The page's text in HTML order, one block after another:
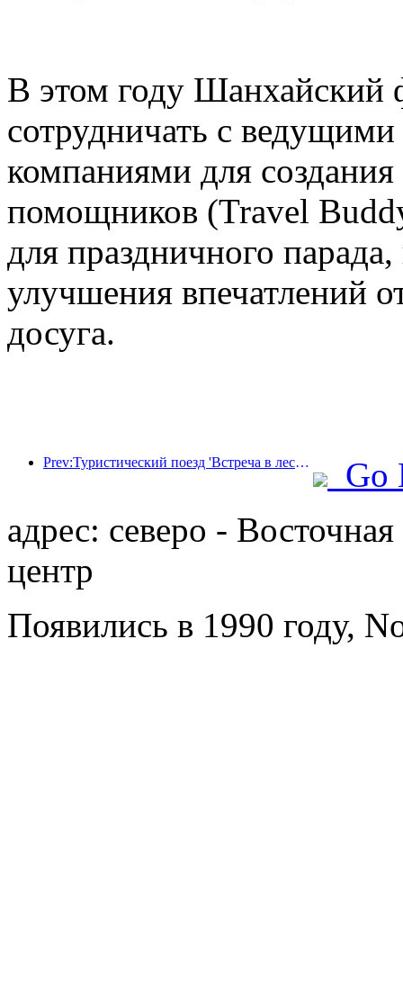
В этом году Шанхайский
сотрудничать с
компаниями для
помощников (Travel
для праздничного
улучшения впечатлений
досуга.
Prev:Туристический поезд 'Встреча в лесу Хулунбуир - Экспресс Дасинганлин - Поезд 'Звездный свет' - Путешествие в Тяньи' совершает свой первый рейс.
Go
адрес: северо -
центр
Появились в 1990 году,